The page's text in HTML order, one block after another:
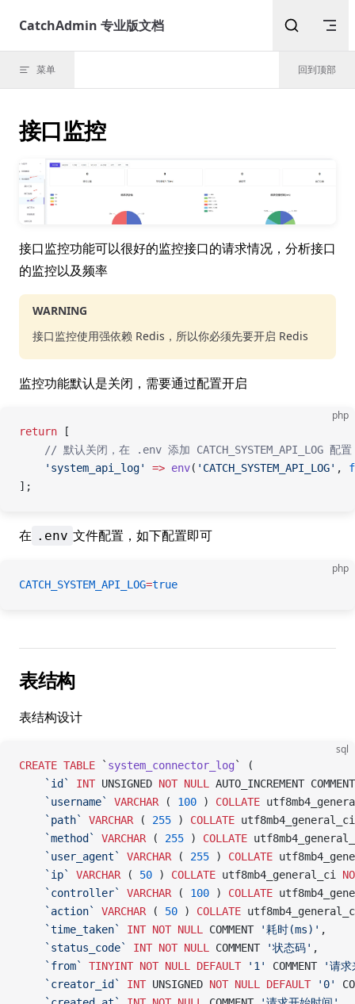
Skip to content
CatchAdmin 专业版文档
菜单 回到顶部
接口监控
接口监控功能可以很好的监控接口的请求情况，分析接口
的监控以及频率
WARNING
接口监控使用强依赖 Redis，所以你必须先要开启 Redis
监控功能默认是关闭，需要通过配置开启
php
return [
    // 默认关闭，在 .env 添加 CATCH_SYSTEM_API_LOG 配置
    'system_api_log'
=> env( 'CATCH_SYSTEM_API_LOG' ,
];
在 .env 文件配置，如下配置即可
php
CATCH_SYSTEM_API_LOG=true
表结构
表结构设计
sql
CREATE TABLE ` system_connector_log ` (
	`id`
INT UNSIGNED NOT NULL
AUTO_INCREMENT
	`username`
VARCHAR ( 100 ) COLLATE
	`path`
VARCHAR ( 255 ) COLLATE
	`method`
VARCHAR ( 255 ) COLLATE
	`user_agent`
VARCHAR ( 255 ) COLLATE
	`ip`
VARCHAR ( 50 ) COLLATE utf8mb4_general_ci
	`controller`
VARCHAR ( 100 ) COLLATE
	`action`
VARCHAR ( 50 ) COLLATE
	`time_taken`
INT NOT NULL COMMENT '耗时(ms)' ,
	`status_code`
INT NOT NULL COMMENT '状态码' ,
	`from`
TINYINT NOT NULL DEFAULT '1' COMMENT
'请求
	`creator_id`
INT UNSIGNED NOT NULL DEFAULT '0'